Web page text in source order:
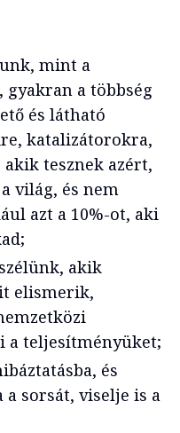
mint a
a többség
és látható
katalizátorokra,
tesznek azért,
világ, és nem
azt a 10%-ot, aki
akik
elismerik,
a teljesítményüket;
és
sorsát, viselje is a